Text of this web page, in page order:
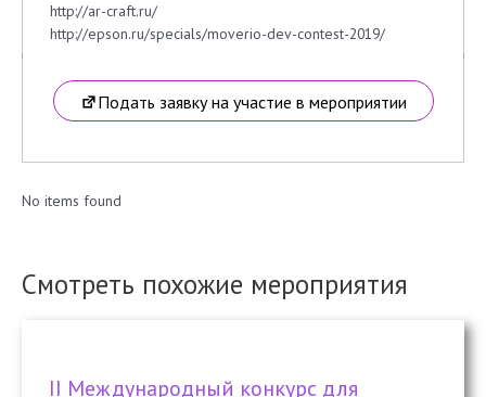
http://ar-craft.ru/
http://epson.ru/specials/moverio-dev-contest-2019/
Подать заявку на участие в мероприятии
No items found
Смотреть похожие мероприятия
II Международный конкурс для